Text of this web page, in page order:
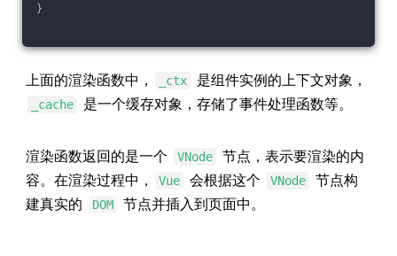
}
上面的渲染函数中， _ctx 是组件实例的上下文对象，
_cache 是一个缓存对象，存储了事件处理函数等。
渲染函数返回的是一个 VNode
节点，表示要渲染的内
容。在渲染过程中，
Vue 会根据这个 VNode
节点构
建真实的
DOM 节点并插入到页面中。